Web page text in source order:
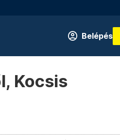
Belépés
Kocsis